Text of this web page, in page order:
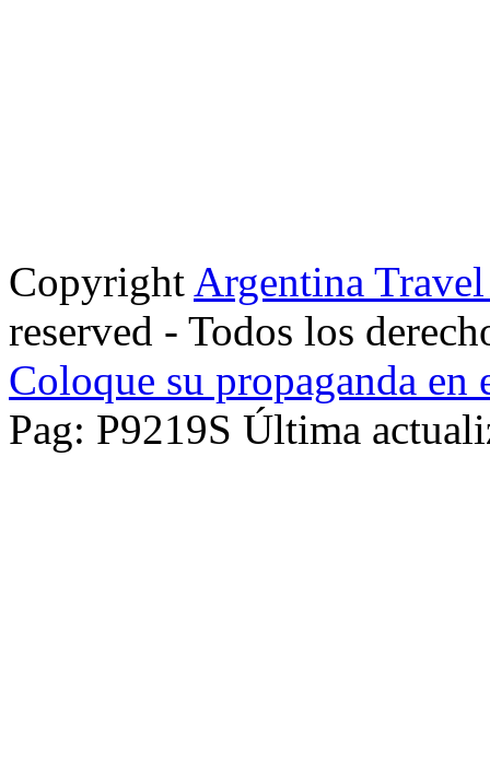
Copyright Argentina
reserved - Todos los
Coloque su propaganda en
Pag: P9219S Última